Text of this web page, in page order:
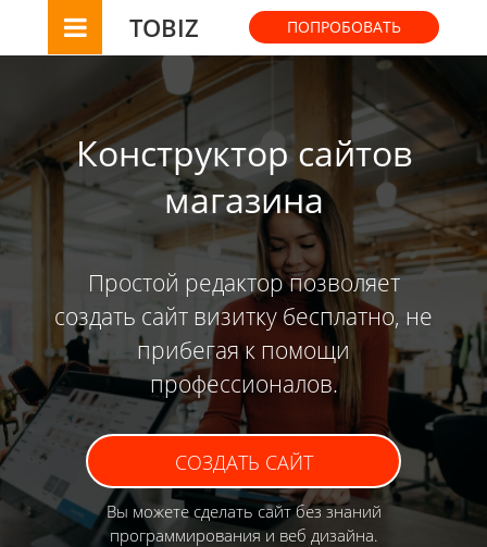
TOBIZ ПОПРОБОВАТЬ
Конструктор сайтов
магазина
Простой редактор позволяет
создать сайт визитку бесплатно, не
прибегая к помощи
профессионалов.
СОЗДАТЬ САЙТ
Вы можете сделать сайт без знаний
программирования и веб дизайна.